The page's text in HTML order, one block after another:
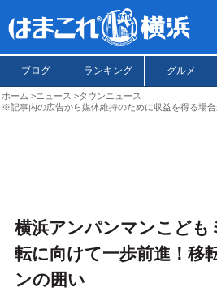
ブログ ランキング グルメ
ホーム ニュース
タウンニュース
※記事内の広告から媒体維持のために収益を得る場
横浜アンパンマンこども
転に向けて一歩前進！移
ンの囲い